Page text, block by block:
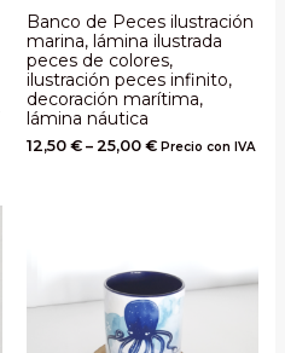
Banco de Peces ilustración
marina, lámina ilustrada
peces de colores,
ilustración peces infinito,
decoración marítima,
lámina náutica
12,50 € – 25,00 € Precio con IVA